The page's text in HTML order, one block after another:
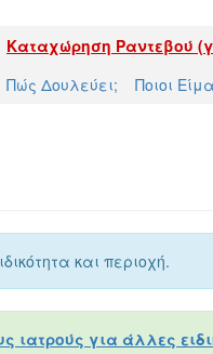
Καταχώρηση Ραντεβού
Πώς Δουλεύει;
Ποιοι
και περιοχή.
για άλλες